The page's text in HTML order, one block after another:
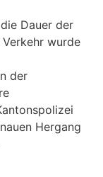
Dauer der
wurde
der
Hergang